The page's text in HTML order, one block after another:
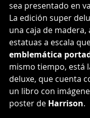
sea presentado en
La edición super
una caja de madera,
estatuas a escala
emblemática
mismo tiempo, está
deluxe, que cuenta
un libro con
poster de Harrison.